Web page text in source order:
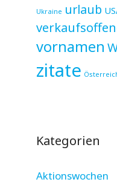
Ukraine urlaub
vornamen
zitate
Kategorien
Aktionswochen